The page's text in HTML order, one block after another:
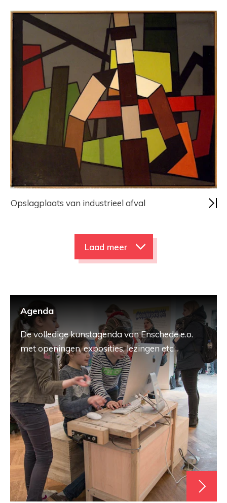
Opslagplaats van industrieel afval
Laad meer
Agenda
De volledige kunstagenda van Enschede e.o.
met openingen, exposities, lezingen etc.